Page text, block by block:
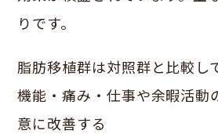
りです。
脂肪移植群は対照群と比較し
機能・痛み・仕事や余暇活動
意に改善する